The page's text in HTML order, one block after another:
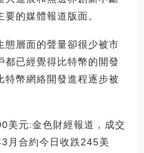
的媒體報道版面。
態層面的聲量卻很少被市
都已經覺得比特幣的開發
特幣網絡開發進程逐步被
美元:金色財經報道，成交
月合約今日收跌245美